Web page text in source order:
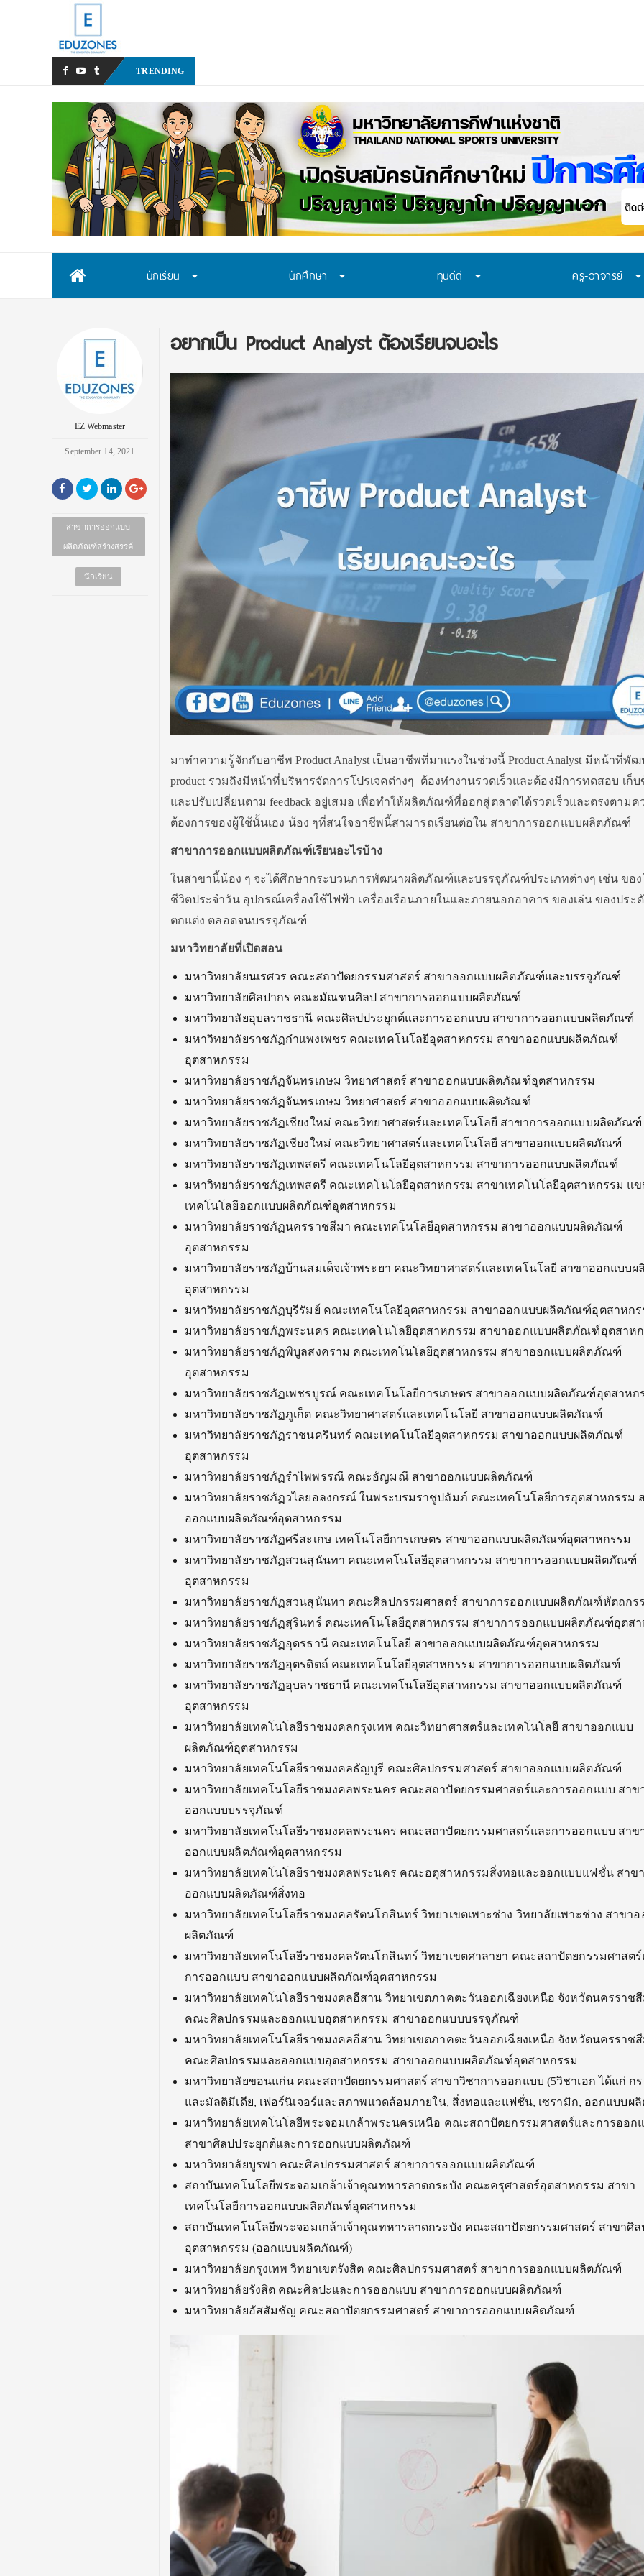
TRENDING
นักเรียน นักศึกษา ทุนดีดี ครู-อาจารย์
EZ Webmaster
September 14, 2021
สาขาการออกแบบ
ผลิตภัณฑ์สร้างสรรค์
นักเรียน
อยากเป็น Product Analyst ต้องเรียนจบอะไร
มาทำความรู้จักกับอาชีพ Product Analyst เป็นอาชีพที่มาแรงในช่วงนี้ Product Analyst มีหน้าที่พัฒ
product รวมถึงมีหน้าที่บริหารจัดการโปรเจคต่างๆ ต้องทำงานรวดเร็วและต้องมีการทดสอบ เก็
และปรับเปลี่ยนตาม feedback อยู่เสมอ เพื่อทำให้ผลิตภัณฑ์ที่ออกสู่ตลาดได้รวดเร็วและตรงตามค
ต้องการของผู้ใช้นั้นเอง น้อง ๆที่สนใจอาชีพนี้สามารถเรียนต่อใน สาขาการออกแบบผลิตภัณฑ์
สาขาการออกแบบผลิตภัณฑ์เรียนอะไรบ้าง
ในสาขานี้น้อง ๆ จะได้ศึกษากระบวนการพัฒนาผลิตภัณฑ์และบรรจุภัณฑ์ประเภทต่างๆ เช่น ของ
ชีวิตประจำวัน อุปกรณ์เครื่องใช้ไฟฟ้า เครื่องเรือนภายในและภายนอกอาคาร ของเล่น ของประ
ตกแต่ง ตลอดจนบรรจุภัณฑ์
มหาวิทยาลัยที่เปิดสอน
มหาวิทยาลัยนเรศวร คณะสถาปัตยกรรมศาสตร์ สาขาออกแบบผลิตภัณฑ์และบรรจุภัณฑ์
มหาวิทยาลัยศิลปากร คณะมัณฑนศิลป สาขาการออกแบบผลิตภัณฑ์
มหาวิทยาลัยอุบลราชธานี คณะศิลปประยุกต์และการออกแบบ สาขาการออกแบบผลิตภัณฑ์
มหาวิทยาลัยราชภัฏกำแพงเพชร คณะเทคโนโลยีอุตสาหกรรม สาขาออกแบบผลิตภัณฑ์
อุตสาหกรรม
มหาวิทยาลัยราชภัฏจันทรเกษม วิทยาศาสตร์ สาขาออกแบบผลิตภัณฑ์อุตสาหกรรม
มหาวิทยาลัยราชภัฏจันทรเกษม วิทยาศาสตร์ สาขาออกแบบผลิตภัณฑ์
มหาวิทยาลัยราชภัฏเชียงใหม่ คณะวิทยาศาสตร์และเทคโนโลยี สาขาการออกแบบผลิตภัณฑ์
มหาวิทยาลัยราชภัฏเชียงใหม่ คณะวิทยาศาสตร์และเทคโนโลยี สาขาออกแบบผลิตภัณฑ์
มหาวิทยาลัยราชภัฏเทพสตรี คณะเทคโนโลยีอุตสาหกรรม สาขาการออกแบบผลิตภัณฑ์
มหาวิทยาลัยราชภัฏเทพสตรี คณะเทคโนโลยีอุตสาหกรรม สาขาเทคโนโลยีอุตสาหกรรม แข
เทคโนโลยีออกแบบผลิตภัณฑ์อุตสาหกรรม
มหาวิทยาลัยราชภัฏนครราชสีมา คณะเทคโนโลยีอุตสาหกรรม สาขาออกแบบผลิตภัณฑ์
อุตสาหกรรม
มหาวิทยาลัยราชภัฏบ้านสมเด็จเจ้าพระยา คณะวิทยาศาสตร์และเทคโนโลยี สาขาออกแบบ
อุตสาหกรรม
มหาวิทยาลัยราชภัฏบุรีรัมย์ คณะเทคโนโลยีอุตสาหกรรม สาขาออกแบบผลิตภัณฑ์อุตสาหกร
มหาวิทยาลัยราชภัฏพระนคร คณะเทคโนโลยีอุตสาหกรรม สาขาออกแบบผลิตภัณฑ์อุตสาหก
มหาวิทยาลัยราชภัฏพิบูลสงคราม คณะเทคโนโลยีอุตสาหกรรม สาขาออกแบบผลิตภัณฑ์
อุตสาหกรรม
มหาวิทยาลัยราชภัฏเพชรบูรณ์ คณะเทคโนโลยีการเกษตร สาขาออกแบบผลิตภัณฑ์อุตสาหก
มหาวิทยาลัยราชภัฏภูเก็ต คณะวิทยาศาสตร์และเทคโนโลยี สาขาออกแบบผลิตภัณฑ์
มหาวิทยาลัยราชภัฏราชนครินทร์ คณะเทคโนโลยีอุตสาหกรรม สาขาออกแบบผลิตภัณฑ์
อุตสาหกรรม
มหาวิทยาลัยราชภัฏรำไพพรรณี คณะอัญมณี สาขาออกแบบผลิตภัณฑ์
มหาวิทยาลัยราชภัฏวไลยอลงกรณ์ ในพระบรมราชูปถัมภ์ คณะเทคโนโลยีการอุตสาหกรรม
ออกแบบผลิตภัณฑ์อุตสาหกรรม
มหาวิทยาลัยราชภัฏศรีสะเกษ เทคโนโลยีการเกษตร สาขาออกแบบผลิตภัณฑ์อุตสาหกรรม
มหาวิทยาลัยราชภัฏสวนสุนันทา คณะเทคโนโลยีอุตสาหกรรม สาขาการออกแบบผลิตภัณฑ์
อุตสาหกรรม
มหาวิทยาลัยราชภัฏสวนสุนันทา คณะศิลปกรรมศาสตร์ สาขาการออกแบบผลิตภัณฑ์หัตถกร
มหาวิทยาลัยราชภัฏสุรินทร์ คณะเทคโนโลยีอุตสาหกรรม สาขาการออกแบบผลิตภัณฑ์อุตสา
มหาวิทยาลัยราชภัฏอุดรธานี คณะเทคโนโลยี สาขาออกแบบผลิตภัณฑ์อุตสาหกรรม
มหาวิทยาลัยราชภัฏอุตรดิตถ์ คณะเทคโนโลยีอุตสาหกรรม สาขาการออกแบบผลิตภัณฑ์
มหาวิทยาลัยราชภัฏอุบลราชธานี คณะเทคโนโลยีอุตสาหกรรม สาขาออกแบบผลิตภัณฑ์
อุตสาหกรรม
มหาวิทยาลัยเทคโนโลยีราชมงคลกรุงเทพ คณะวิทยาศาสตร์และเทคโนโลยี สาขาออกแบบ
ผลิตภัณฑ์อุตสาหกรรม
มหาวิทยาลัยเทคโนโลยีราชมงคลธัญบุรี คณะศิลปกรรมศาสตร์ สาขาออกแบบผลิตภัณฑ์
มหาวิทยาลัยเทคโนโลยีราชมงคลพระนคร คณะสถาปัตยกรรมศาสตร์และการออกแบบ สาข
ออกแบบบรรจุภัณฑ์
มหาวิทยาลัยเทคโนโลยีราชมงคลพระนคร คณะสถาปัตยกรรมศาสตร์และการออกแบบ สาข
ออกแบบผลิตภัณฑ์อุตสาหกรรม
มหาวิทยาลัยเทคโนโลยีราชมงคลพระนคร คณะอตุสาหกรรมสิ่งทอและออกแบบแฟชั่น สาขา
ออกแบบผลิตภัณฑ์สิ่งทอ
มหาวิทยาลัยเทคโนโลยีราชมงคลรัตนโกสินทร์ วิทยาเขตเพาะช่าง วิทยาลัยเพาะช่าง สาขา
ผลิตภัณฑ์
มหาวิทยาลัยเทคโนโลยีราชมงคลรัตนโกสินทร์ วิทยาเขตศาลายา คณะสถาปัตยกรรมศาสตร์
การออกแบบ สาขาออกแบบผลิตภัณฑ์อุตสาหกรรม
มหาวิทยาลัยเทคโนโลยีราชมงคลอีสาน วิทยาเขตภาคตะวันออกเฉียงเหนือ จังหวัดนครราช
คณะศิลปกรรมและออกแบบอุตสาหกรรม สาขาออกแบบบรรจุภัณฑ์
มหาวิทยาลัยเทคโนโลยีราชมงคลอีสาน วิทยาเขตภาคตะวันออกเฉียงเหนือ จังหวัดนครราช
คณะศิลปกรรมและออกแบบอุตสาหกรรม สาขาออกแบบผลิตภัณฑ์อุตสาหกรรม
มหาวิทยาลัยขอนแก่น คณะสถาปัตยกรรมศาสตร์ สาขาวิชาการออกแบบ (5วิชาเอก ได้แก่ ก
และมัลติมีเดีย, เฟอร์นิเจอร์และสภาพแวดล้อมภายใน, สิ่งทอและแฟชั่น, เซรามิก, ออกแบบ
มหาวิทยาลัยเทคโนโลยีพระจอมเกล้าพระนครเหนือ คณะสถาปัตยกรรมศาสตร์และการออก
สาขาศิลปประยุกต์และการออกแบบผลิตภัณฑ์
มหาวิทยาลัยบูรพา คณะศิลปกรรมศาสตร์ สาขาการออกแบบผลิตภัณฑ์
สถาบันเทคโนโลยีพระจอมเกล้าเจ้าคุณทหารลาดกระบัง คณะครุศาสตร์อุตสาหกรรม สาขา
เทคโนโลยีการออกแบบผลิตภัณฑ์อุตสาหกรรม
สถาบันเทคโนโลยีพระจอมเกล้าเจ้าคุณทหารลาดกระบัง คณะสถาปัตยกรรมศาสตร์ สาขาศิล
อุตสาหกรรม (ออกแบบผลิตภัณฑ์)
มหาวิทยาลัยกรุงเทพ วิทยาเขตรังสิต คณะศิลปกรรมศาสตร์ สาขาการออกแบบผลิตภัณฑ์
มหาวิทยาลัยรังสิต คณะศิลปะและการออกแบบ สาขาการออกแบบผลิตภัณฑ์
มหาวิทยาลัยอัสสัมชัญ คณะสถาปัตยกรรมศาสตร์ สาขาการออกแบบผลิตภัณฑ์